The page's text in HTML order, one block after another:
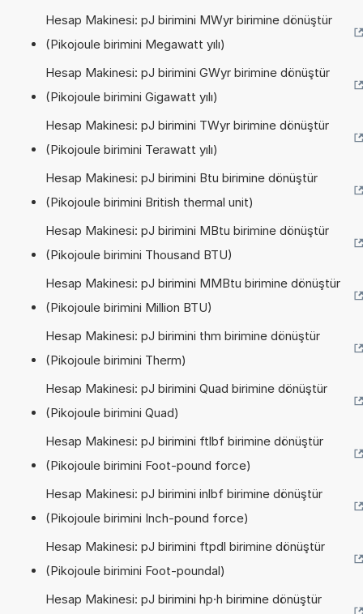
Hesap Makinesi: pJ birimini MWyr birimine dönüştür
(Pikojoule birimini Megawatt yılı)
Hesap Makinesi: pJ birimini GWyr birimine dönüştür
(Pikojoule birimini Gigawatt yılı)
Hesap Makinesi: pJ birimini TWyr birimine dönüştür
(Pikojoule birimini Terawatt yılı)
Hesap Makinesi: pJ birimini Btu birimine dönüştür
(Pikojoule birimini British thermal unit)
Hesap Makinesi: pJ birimini MBtu birimine dönüştür
(Pikojoule birimini Thousand BTU)
Hesap Makinesi: pJ birimini MMBtu birimine dönüştür
(Pikojoule birimini Million BTU)
Hesap Makinesi: pJ birimini thm birimine dönüştür
(Pikojoule birimini Therm)
Hesap Makinesi: pJ birimini Quad birimine dönüştür
(Pikojoule birimini Quad)
Hesap Makinesi: pJ birimini ftlbf birimine dönüştür
(Pikojoule birimini Foot-pound force)
Hesap Makinesi: pJ birimini inlbf birimine dönüştür
(Pikojoule birimini Inch-pound force)
Hesap Makinesi: pJ birimini ftpdl birimine dönüştür
(Pikojoule birimini Foot-poundal)
Hesap Makinesi: pJ birimini hp·h birimine dönüştür